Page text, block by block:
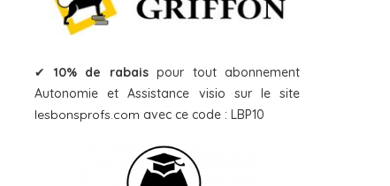
✔ 10% de rabaispour tout abonnement
Autonomie et Assistance visio sur le site
lesbonsprofs.com avec ce code : LBP10